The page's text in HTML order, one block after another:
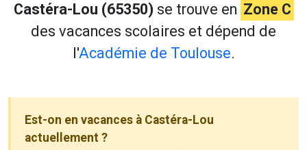
Castéra-Lou (65350) se trouve en Zone C
des vacances scolaires et dépend de
l'Académie de Toulouse.
Est-on en vacances à Castéra-Lou
actuellement ?